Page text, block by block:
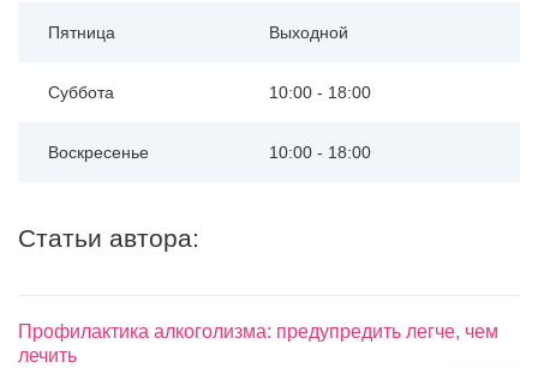
Пятница Выходной
Суббота 10:00 - 18:00
Воскресенье 10:00 - 18:00
Статьи автора:
Профилактика алкоголизма: предупредить легче, чем
лечить